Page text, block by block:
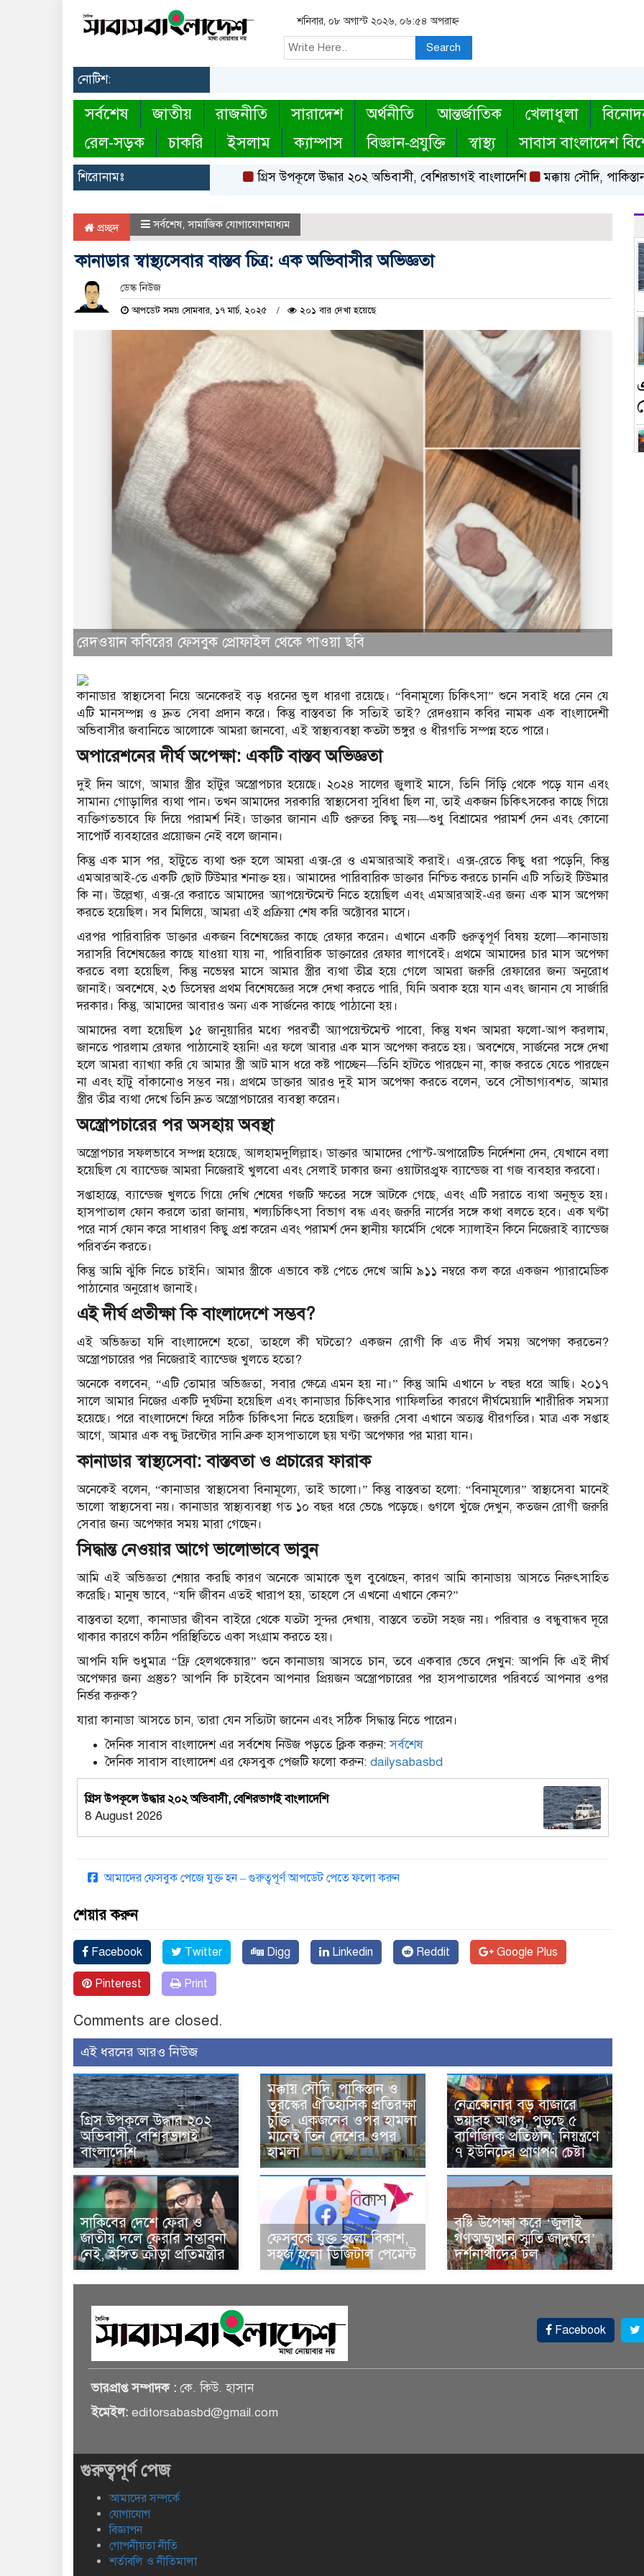
শনিবার, ০৮ অগাস্ট ২০২৬, ০৬:৫৪ অপরাহ্ন
Search
নোটিশ:
সর্বশেষ জাতীয় রাজনীতি সারাদেশ অর্থনীতি আন্তর্জাতিক খেলাধুলা
রেল-সড়ক
চাকরি ইসলাম ক্যাম্পাস বিজ্ঞান-প্রযুক্তি স্বাস্থ্য সাবাস বাংলাদেশ
শিরোনামঃ গ্রিস উপকূলে উদ্ধার ২০২ অভিবাসী, বেশিরভাগই বাংলাদেশি মক্কায় সৌদি, পাকিস্তান ও
প্রচ্ছদ সর্বশেষ,সামাজিক যোগাযোগমাধ্যম
কানাডার স্বাস্থ্যসেবার বাস্তব চিত্র: এক অভিবাসীর অভিজ্ঞতা
ডেস্ক নিউজ
আপডেট সময় সোমবার, ১৭ মার্চ, ২০২৫ ২০১ বার দেখা হয়েছে
রেদওয়ান কবিরের ফেসবুক প্রোফাইল থেকে পাওয়া ছবি
কানাডার স্বাস্থ্যসেবা নিয়ে অনেকেরই বড় ধরনের ভুল ধারণা রয়েছে। “বিনামূল্যে চিকিৎসা” শুনে সবাই ধরে নেন যে
এটি মানসম্পন্ন ও দ্রুত সেবা প্রদান করে। কিন্তু বাস্তবতা কি সত্যিই তাই? রেদওয়ান কবির নামক এক বাংলাদেশী
অভিবাসীর জবানিতে আলোকে আমরা জানবো, এই স্বাস্থ্যব্যবস্থা কতটা ভঙ্গুর ও ধীরগতি সম্পন্ন হতে পারে।
অপারেশনের দীর্ঘ অপেক্ষা: একটি বাস্তব অভিজ্ঞতা
দুই দিন আগে, আমার স্ত্রীর হাঁটুর অস্ত্রোপচার হয়েছে। ২০২৪ সালের জুলাই মাসে, তিনি সিঁড়ি থেকে পড়ে যান এবং
সামান্য গোড়ালির ব্যথা পান। তখন আমাদের সরকারি স্বাস্থ্যসেবা সুবিধা ছিল না, তাই একজন চিকিৎসকের কাছে গিয়ে
ব্যক্তিগতভাবে ফি দিয়ে পরামর্শ নিই। ডাক্তার জানান এটি গুরুতর কিছু নয়—শুধু বিশ্রামের পরামর্শ দেন এবং কোনো
সাপোর্ট ব্যবহারের প্রয়োজন নেই বলে জানান।
কিন্তু এক মাস পর, হাঁটুতে ব্যথা শুরু হলে আমরা এক্স-রে ও এমআরআই করাই। এক্স-রেতে কিছু ধরা পড়েনি, কিন্তু
এমআরআই-তে একটি ছোট টিউমার শনাক্ত হয়। আমাদের পারিবারিক ডাক্তার নিশ্চিত করতে চাননি এটি সত্যিই টিউমার
কি না। উল্লেখ্য, এক্স-রে করাতে আমাদের অ্যাপয়েন্টমেন্ট নিতে হয়েছিল এবং এমআরআই-এর জন্য এক মাস অপেক্ষা
করতে হয়েছিল। সব মিলিয়ে, আমরা এই প্রক্রিয়া শেষ করি অক্টোবর মাসে।
এরপর পারিবারিক ডাক্তার একজন বিশেষজ্ঞের কাছে রেফার করেন। এখানে একটি গুরুত্বপূর্ণ বিষয় হলো—কানাডায়
সরাসরি বিশেষজ্ঞের কাছে যাওয়া যায় না, পারিবারিক ডাক্তারের রেফার লাগবেই। প্রথমে আমাদের চার মাস অপেক্ষা
করতে বলা হয়েছিল, কিন্তু নভেম্বর মাসে আমার স্ত্রীর ব্যথা তীব্র হয়ে গেলে আমরা জরুরি রেফারের জন্য অনুরোধ
জানাই। অবশেষে, ২৩ ডিসেম্বর প্রথম বিশেষজ্ঞের সঙ্গে দেখা করতে পারি, যিনি অবাক হয়ে যান এবং জানান যে সার্জারি
দরকার। কিন্তু, আমাদের আবারও অন্য এক সার্জনের কাছে পাঠানো হয়।
আমাদের বলা হয়েছিল ১৫ জানুয়ারির মধ্যে পরবর্তী অ্যাপয়েন্টমেন্ট পাবো, কিন্তু যখন আমরা ফলো-আপ করলাম,
জানতে পারলাম রেফার পাঠানোই হয়নি! এর ফলে আবার এক মাস অপেক্ষা করতে হয়। অবশেষে, সার্জনের সঙ্গে দেখা
হলে আমরা ব্যাখ্যা করি যে আমার স্ত্রী আট মাস ধরে কষ্ট পাচ্ছেন—তিনি হাঁটতে পারছেন না, কাজ করতে যেতে পারছেন
না এবং হাঁটু বাঁকানোও সম্ভব নয়। প্রথমে ডাক্তার আরও দুই মাস অপেক্ষা করতে বলেন, তবে সৌভাগ্যবশত, আমার
স্ত্রীর তীব্র ব্যথা দেখে তিনি দ্রুত অস্ত্রোপচারের ব্যবস্থা করেন।
অস্ত্রোপচারের পর অসহায় অবস্থা
অস্ত্রোপচার সফলভাবে সম্পন্ন হয়েছে, আলহামদুলিল্লাহ। ডাক্তার আমাদের পোস্ট-অপারেটিভ নির্দেশনা দেন, যেখানে বলা
হয়েছিল যে ব্যান্ডেজ আমরা নিজেরাই খুলবো এবং সেলাই ঢাকার জন্য ওয়াটারপ্রুফ ব্যান্ডেজ বা গজ ব্যবহার করবো।
সপ্তাহান্তে, ব্যান্ডেজ খুলতে গিয়ে দেখি শেষের গজটি ক্ষতের সঙ্গে আটকে গেছে, এবং এটি সরাতে ব্যথা অনুভূত হয়।
হাসপাতাল ফোন করলে তারা জানায়, শল্যচিকিৎসা বিভাগ বন্ধ এবং জরুরি নার্সের সঙ্গে কথা বলতে হবে। এক ঘণ্টা
পরে নার্স ফোন করে সাধারণ কিছু প্রশ্ন করেন এবং পরামর্শ দেন স্থানীয় ফার্মেসি থেকে স্যালাইন কিনে নিজেরাই ব্যান্ডেজ
পরিবর্তন করতে।
কিন্তু আমি ঝুঁকি নিতে চাইনি। আমার স্ত্রীকে এভাবে কষ্ট পেতে দেখে আমি ৯১১ নম্বরে কল করে একজন প্যারামেডিক
পাঠানোর অনুরোধ জানাই।
এই দীর্ঘ প্রতীক্ষা কি বাংলাদেশে সম্ভব?
এই অভিজ্ঞতা যদি বাংলাদেশে হতো, তাহলে কী ঘটতো? একজন রোগী কি এত দীর্ঘ সময় অপেক্ষা করতেন?
অস্ত্রোপচারের পর নিজেরাই ব্যান্ডেজ খুলতে হতো?
অনেকে বলবেন, “এটি তোমার অভিজ্ঞতা, সবার ক্ষেত্রে এমন হয় না।” কিন্তু আমি এখানে ৮ বছর ধরে আছি। ২০১৭
সালে আমার নিজের একটি দুর্ঘটনা হয়েছিল এবং কানাডার চিকিৎসার গাফিলতির কারণে দীর্ঘমেয়াদি শারীরিক সমস্যা
হয়েছে। পরে বাংলাদেশে ফিরে সঠিক চিকিৎসা নিতে হয়েছিল। জরুরি সেবা এখানে অত্যন্ত ধীরগতির। মাত্র এক সপ্তাহ
আগে, আমার এক বন্ধু টরন্টোর সানি ব্রুক হাসপাতালে ছয় ঘণ্টা অপেক্ষার পর মারা যান।
কানাডার স্বাস্থ্যসেবা: বাস্তবতা ও প্রচারের ফারাক
অনেকেই বলেন, “কানাডার স্বাস্থ্যসেবা বিনামূল্যে, তাই ভালো।” কিন্তু বাস্তবতা হলো: “বিনামূল্যের” স্বাস্থ্যসেবা মানেই
ভালো স্বাস্থ্যসেবা নয়। কানাডার স্বাস্থ্যব্যবস্থা গত ১০ বছর ধরে ভেঙে পড়েছে। গুগলে খুঁজে দেখুন, কতজন রোগী জরুরি
সেবার জন্য অপেক্ষার সময় মারা গেছেন।
সিদ্ধান্ত নেওয়ার আগে ভালোভাবে ভাবুন
আমি এই অভিজ্ঞতা শেয়ার করছি কারণ অনেকে আমাকে ভুল বুঝেছেন, কারণ আমি কানাডায় আসতে নিরুৎসাহিত
করেছি। মানুষ ভাবে, “যদি জীবন এতই খারাপ হয়, তাহলে সে এখনো এখানে কেন?”
বাস্তবতা হলো, কানাডার জীবন বাইরে থেকে যতটা সুন্দর দেখায়, বাস্তবে ততটা সহজ নয়। পরিবার ও বন্ধুবান্ধব দূরে
থাকার কারণে কঠিন পরিস্থিতিতে একা সংগ্রাম করতে হয়।
আপনি যদি শুধুমাত্র “ফ্রি হেলথকেয়ার” শুনে কানাডায় আসতে চান, তবে একবার ভেবে দেখুন: আপনি কি এই দীর্ঘ
অপেক্ষার জন্য প্রস্তুত? আপনি কি চাইবেন আপনার প্রিয়জন অস্ত্রোপচারের পর হাসপাতালের পরিবর্তে আপনার ওপর
নির্ভর করুক?
যারা কানাডা আসতে চান, তারা যেন সত্যিটা জানেন এবং সঠিক সিদ্ধান্ত নিতে পারেন।
দৈনিক সাবাস বাংলাদেশ এর সর্বশেষ নিউজ পড়তে ক্লিক করুন:সর্বশেষ
দৈনিক সাবাস বাংলাদেশ এর ফেসবুক পেজটি ফলো করুন: dailysabasbd
গ্রিস উপকূলে উদ্ধার ২০২ অভিবাসী, বেশিরভাগই বাংলাদেশি
8 August 2026
আমাদের ফেসবুক পেজে যুক্ত হন – গুরুত্বপূর্ণ আপডেট পেতে ফলো করুন
শেয়ার করুন
Facebook Twitter Digg Linkedin Reddit Google Plus
Pinterest Print
Comments are closed.
এই ধরনের আরও নিউজ
গ্রিস উপকূলে উদ্ধার ২০২
অভিবাসী, বেশিরভাগই
বাংলাদেশি
মক্কায় সৌদি, পাকিস্তান ও
তুরস্কের ঐতিহাসিক প্রতিরক্ষা
চুক্তি, একজনের ওপর হামলা
মানেই তিন দেশের ওপর
হামলা
নেত্রকোনার বড় বাজারে
ভয়াবহ আগুন, পুড়ছে ৫
বাণিজ্যিক প্রতিষ্ঠান; নিয়ন্ত্রণে
৭ ইউনিটের প্রাণপণ চেষ্টা
সাকিবের দেশে ফেরা ও
জাতীয় দলে ফেরার সম্ভাবনা
নেই, ইঙ্গিত ক্রীড়া প্রতিমন্ত্রীর
ফেসবুকে যুক্ত হলো বিকাশ,
সহজ হলো ডিজিটাল পেমেন্ট
বৃষ্টি উপেক্ষা করে ‘জুলাই
গণঅভ্যুত্থান স্মৃতি জাদুঘরে’
দর্শনার্থীদের ঢল
Facebook
ভারপ্রাপ্ত সম্পাদক : কে. কিউ. হাসান
ইমেইল: editorsabasbd@gmail.com
গুরুত্বপূর্ণ পেজ
আমাদের সম্পর্কে
যোগাযোগ
বিজ্ঞাপন
গোপনীয়তা নীতি
শর্তাবলি ও নীতিমালা